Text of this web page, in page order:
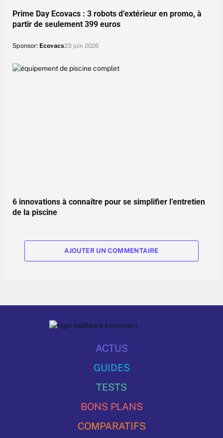
Prime Day Ecovacs : 3 robots d’extérieur en promo, à
partir de seulement 399 euros
Sponsor: Ecovacs23 juin 2026
6 innovations à connaître pour se simplifier l’entretien
de la piscine
AJOUTER UN COMMENTAIRE
ACTUS
GUIDES
TESTS
BONS PLANS
COMPARATIFS